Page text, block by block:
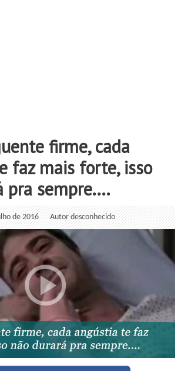
firme, cada
faz mais forte, isso
pra sempre....
de 2016 Autor desconhecido